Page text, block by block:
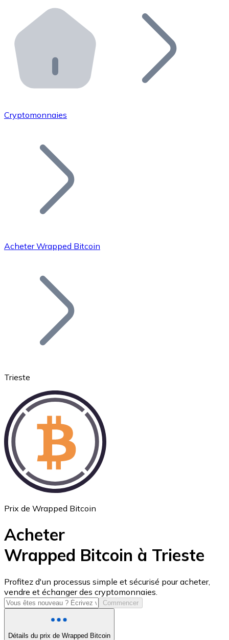
Distributeurs automatiques Bitnovo
Intégrez un ATM Bitnovo dans votre entreprise et
API Bitnovo
Intégrez notre API dans votre écosystème.
Rejoignez notre réseau de distributeurs et
Ajoutez le token de votre projet à notre service
Bitcoin
Ethereum
USD Coin
USDC
Cryptomonnaies
Acheter Wrapped Bitcoin
Trieste
Prix de Wrapped Bitcoin
Acheter
Wrapped Bitcoin à Trieste
Profitez d'un processus simple et sécurisé pour acheter,
vendre et échanger des cryptomonnaies.
Commencer
Détails du prix de Wrapped Bitcoin